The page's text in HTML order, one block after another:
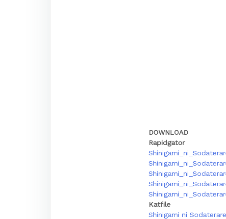
DOWNLOAD
Rapidgator
Katfile
Shinigami ni